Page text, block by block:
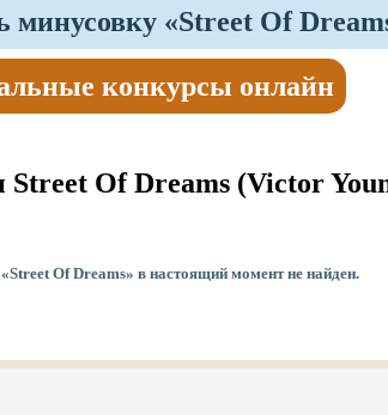
минусовку «Street Of
конкурсы онлайн
Street Of Dreams(Victor
«Street Of Dreams» в настоящий момент не найден.